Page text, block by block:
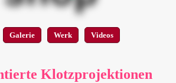
Galerie Werk Videos
Klotzprojektionen